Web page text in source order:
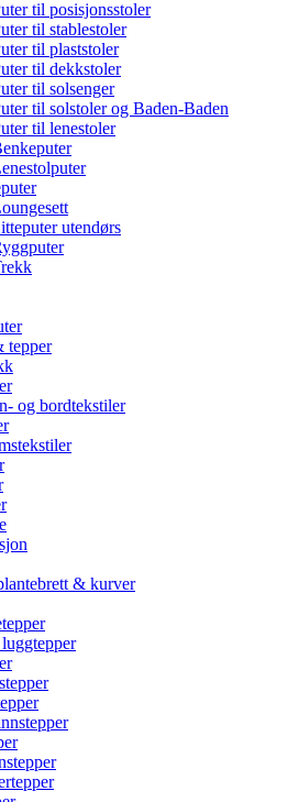
til posisjonsstoler
til stablestoler
til plaststoler
til dekkstoler
til solsenger
til solstoler og Baden-Baden
til lenestoler
utendørs
tepper
og bordtekstiler
& kurver